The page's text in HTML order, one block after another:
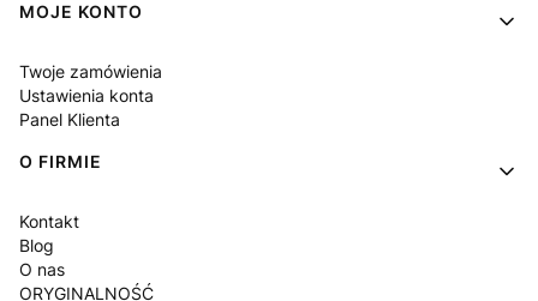
MOJE KONTO
Twoje zamówienia
Ustawienia konta
Panel Klienta
O FIRMIE
Kontakt
Blog
O nas
ORYGINALNOŚĆ